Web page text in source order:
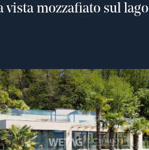
vista mozzafiato sul lago